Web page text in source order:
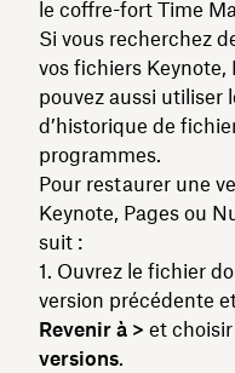
le coffre-fort Time
Si vous recherchez
vos fichiers Keynote,
pouvez aussi utiliser
d’historique de
programmes.
Pour restaurer une
Keynote, Pages ou
suit :
Ouvrez le fichier
version précédente
Revenir à > et choisir
versions.